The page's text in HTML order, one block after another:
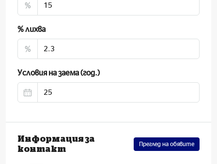
%
% лихва
%
Условия на заема (год.)
Информация за
контакт
Преглед на обявите